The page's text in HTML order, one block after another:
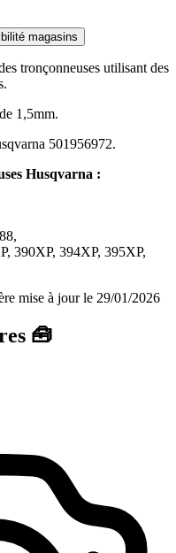
magasins
tronçonneuses utilisant des
1,5mm.
501956972.
Husqvarna :
390XP, 394XP, 395XP,
mise à jour le 29/01/2026
🧰